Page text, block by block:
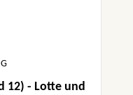
12) - Lotte und